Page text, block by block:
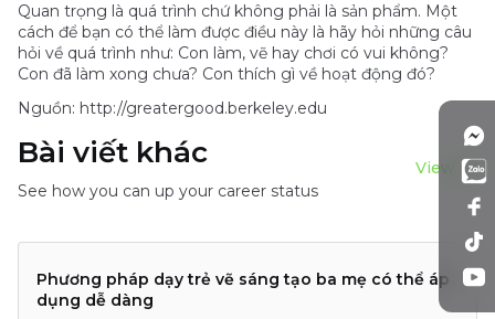
Quan trọng là quá trình chứ không phải là sản phẩm. Một
cách để bạn có thể làm được điều này là hãy hỏi những câu
hỏi về quá trình như: Con làm, vẽ hay chơi có vui không?
Con đã làm xong chưa? Con thích gì về hoạt động đó?
Nguồn: http://greatergood.berkeley.edu
Bài viết khác
See how you can up your career status
View all
Phương pháp dạy trẻ vẽ sáng tạo ba mẹ có thể áp
dụng dễ dàng